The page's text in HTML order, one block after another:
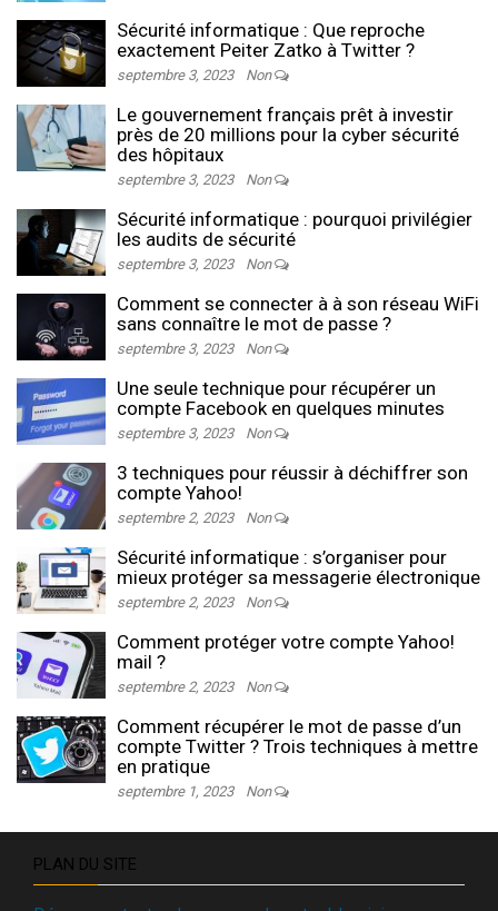
Sécurité informatique : Que reproche
exactement Peiter Zatko à Twitter ?
septembre 3, 2023 Non
Le gouvernement français prêt à investir
près de 20 millions pour la cyber sécurité
des hôpitaux
septembre 3, 2023 Non
Sécurité informatique : pourquoi privilégier
les audits de sécurité
septembre 3, 2023 Non
Comment se connecter à à son réseau WiFi
sans connaître le mot de passe ?
septembre 3, 2023 Non
Une seule technique pour récupérer un
compte Facebook en quelques minutes
septembre 3, 2023 Non
3 techniques pour réussir à déchiffrer son
compte Yahoo!
septembre 2, 2023 Non
Sécurité informatique : s’organiser pour
mieux protéger sa messagerie électronique
septembre 2, 2023 Non
Comment protéger votre compte Yahoo!
mail ?
septembre 2, 2023 Non
Comment récupérer le mot de passe d’un
compte Twitter ? Trois techniques à mettre
en pratique
septembre 1, 2023 Non
PLAN DU SITE